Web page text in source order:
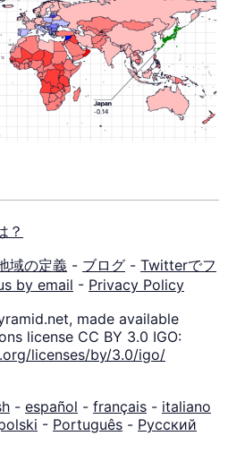
？
域の定義 - ブログ - Twitterでフ
by email - Privacy Policy
made available
license CC BY 3.0 IGO:
licenses/by/3.0/igo/
- español - français - italiano
- Português - Русский